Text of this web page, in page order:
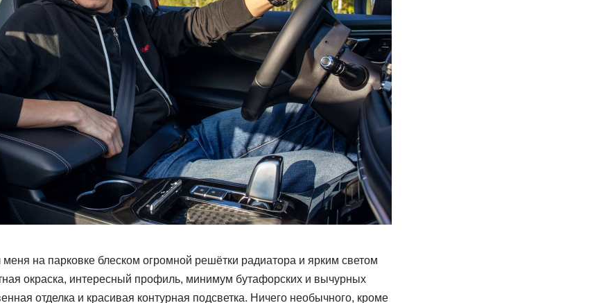
меня на парковке блеском огромной решётки радиатора и ярким светом
окраска, интересный профиль, минимум бутафорских и вычурных
отделка и красивая контурная подсветка. Ничего необычного, кроме